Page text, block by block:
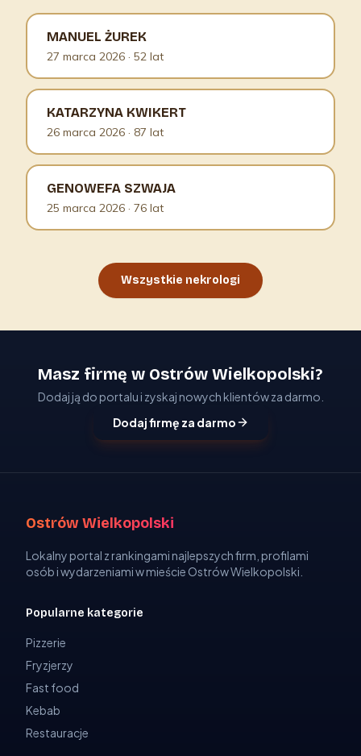
MANUEL ŻUREK
27 marca 2026 · 52 lat
KATARZYNA KWIKERT
26 marca 2026 · 87 lat
GENOWEFA SZWAJA
25 marca 2026 · 76 lat
Wszystkie nekrologi
Masz firmę w Ostrów Wielkopolski?
Dodaj ją do portalu i zyskaj nowych klientów za darmo.
Dodaj firmę za darmo
Ostrów Wielkopolski
Lokalny portal z rankingami najlepszych firm, profilami
osób i wydarzeniami w mieście Ostrów Wielkopolski.
Popularne kategorie
Pizzerie
Fryzjerzy
Fast food
Kebab
Restauracje